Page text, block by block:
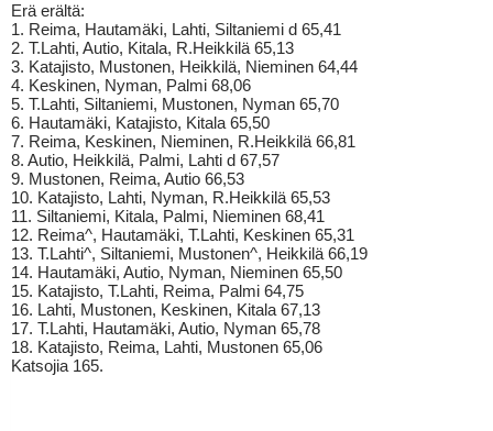
Erä erältä:
1. Reima, Hautamäki, Lahti, Siltaniemi d 65,41
2. T.Lahti, Autio, Kitala, R.Heikkilä 65,13
3. Katajisto, Mustonen, Heikkilä, Nieminen 64,44
4. Keskinen, Nyman, Palmi 68,06
5. T.Lahti, Siltaniemi, Mustonen, Nyman 65,70
6. Hautamäki, Katajisto, Kitala 65,50
7. Reima, Keskinen, Nieminen, R.Heikkilä 66,81
8. Autio, Heikkilä, Palmi, Lahti d 67,57
9. Mustonen, Reima, Autio 66,53
10. Katajisto, Lahti, Nyman, R.Heikkilä 65,53
11. Siltaniemi, Kitala, Palmi, Nieminen 68,41
12. Reima^, Hautamäki, T.Lahti, Keskinen 65,31
13. T.Lahti^, Siltaniemi, Mustonen^, Heikkilä 66,19
14. Hautamäki, Autio, Nyman, Nieminen 65,50
15. Katajisto, T.Lahti, Reima, Palmi 64,75
16. Lahti, Mustonen, Keskinen, Kitala 67,13
17. T.Lahti, Hautamäki, Autio, Nyman 65,78
18. Katajisto, Reima, Lahti, Mustonen 65,06
Katsojia 165.